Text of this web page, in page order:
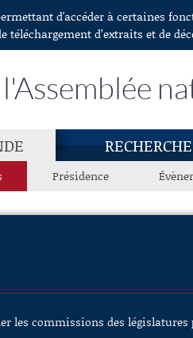
d'accéder à certaines
d’extraits et de
RECHERCHE
Présidence
les commissions des législatures